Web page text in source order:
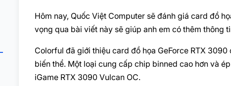
Hôm nay, Quốc Việt Computer sẽ đánh giá card đồ
vọng qua bài viết này sẽ giúp anh em có thêm thông
Colorful đã giới thiệu card đồ họa GeForce RTX
biến thể. Một loại cung cấp chip binned cao hơn và
iGame RTX 3090 Vulcan OC.